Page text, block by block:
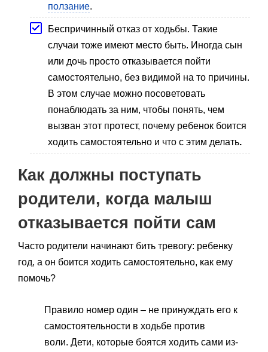
ползание.
Беспричинный отказ от ходьбы. Такие
случаи тоже имеют место быть. Иногда сын
или дочь просто отказывается пойти
самостоятельно, без видимой на то причины.
В этом случае можно посоветовать
понаблюдать за ним, чтобы понять, чем
вызван этот протест, почему ребенок боится
ходить самостоятельно и что с этим делать.
Как должны поступать
родители, когда малыш
отказывается пойти сам
Часто родители начинают бить тревогу: ребенку
год, а он боится ходить самостоятельно, как ему
помочь?
Правило номер один – не принуждать его к
самостоятельности в ходьбе против
воли. Дети, которые боятся ходить сами из-